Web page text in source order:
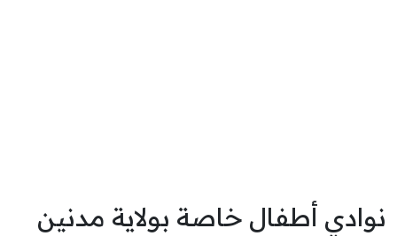
نوادي أطفال خاصة بولاية مدنين